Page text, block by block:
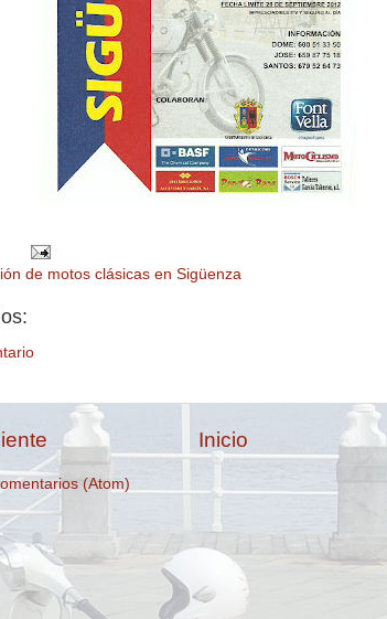
de motos clásicas en Sigüenza
Inicio
(Atom)